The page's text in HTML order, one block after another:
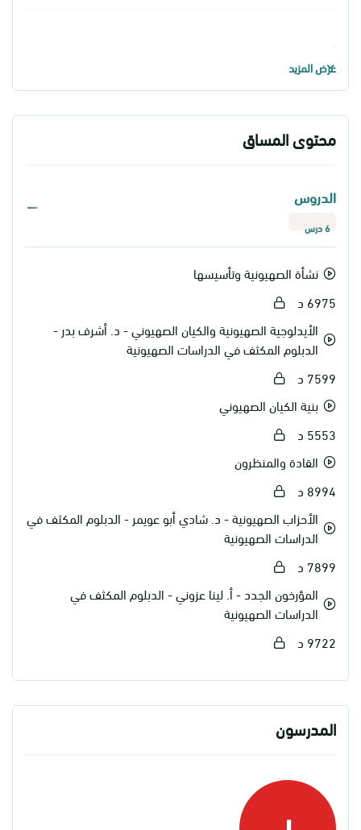
.
عرض المزيد
محتوى المساق
الدروس
6 درس
نشأة الصهيونية وتأسيسها
6975 د
الأيدلوجية الصهيونية والكيان الصهيوني - د. أشرف بدر -
الدبلوم المكثف في الدراسات الصهيونية
7599 د
بنية الكيان الصهيوني
5553 د
القادة والمنظرون
8994 د
الأحزاب الصهيونية - د. شادي أبو عويمر - الدبلوم المكثف في
الدراسات الصهيونية
7899 د
المؤرخون الجدد - أ. لينا عزوني - الدبلوم المكثف في
الدراسات الصهيونية
9722 د
المدرسون